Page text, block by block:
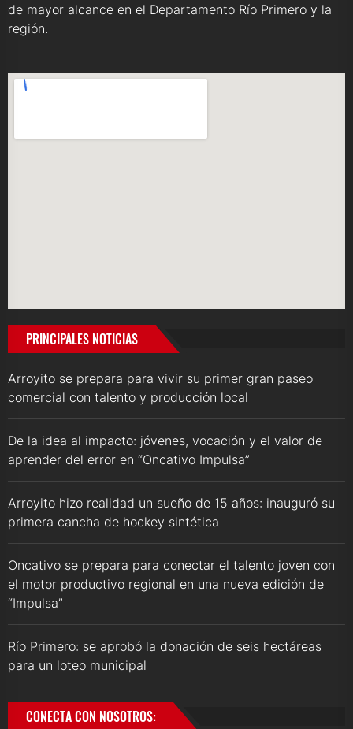
de mayor alcance en el Departamento Río Primero y la
región.
PRINCIPALES NOTICIAS
Arroyito se prepara para vivir su primer gran paseo
comercial con talento y producción local
De la idea al impacto: jóvenes, vocación y el valor de
aprender del error en “Oncativo Impulsa”
Arroyito hizo realidad un sueño de 15 años: inauguró su
primera cancha de hockey sintética
Oncativo se prepara para conectar el talento joven con
el motor productivo regional en una nueva edición de
“Impulsa”
Río Primero: se aprobó la donación de seis hectáreas
para un loteo municipal
CONECTA CON NOSOTROS: